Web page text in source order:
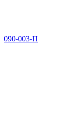
090-003-П